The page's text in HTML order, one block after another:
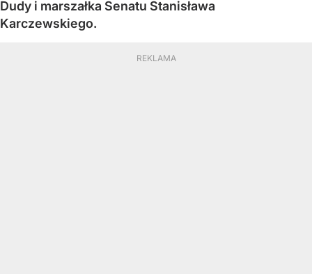
Dudy i marszałka Senatu Stanisława
Karczewskiego.